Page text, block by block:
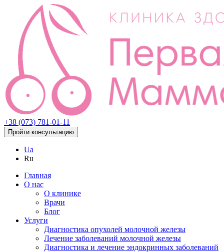
+38 (073) 781-01-11
Пройти консультацию
Ua
Ru
Главная
О нас
О клинике
Врачи
Блог
Услуги
Диагностика опухолей молочной железы
Лечение заболеваний молочной железы
Диагностика и лечение эндокринных заболеваний